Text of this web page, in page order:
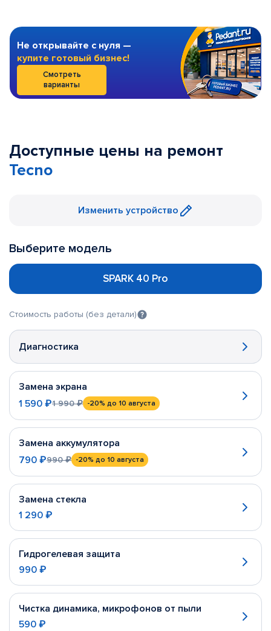
Не открывайте с нуля —
купите готовый бизнес!
Смотреть
варианты
Доступные цены на ремонт
Tecno
Изменить устройство
Выберите модель
SPARK 40 Pro
Стоимость работы (без детали)
Диагностика
Замена экрана
1 590 ₽1 990 ₽ -20% до 10 августа
Замена аккумулятора
790 ₽990 ₽ -20% до 10 августа
Замена стекла
1 290 ₽
Гидрогелевая защита
990 ₽
Чистка динамика, микрофонов от пыли
590 ₽